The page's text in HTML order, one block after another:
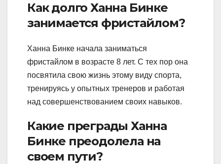
Как долго Ханна Бинке
занимается фристайлом?
Ханна Бинке начала заниматься
фристайлом в возрасте 8 лет. С тех пор она
посвятила свою жизнь этому виду спорта,
тренируясь у опытных тренеров и работая
над совершенствованием своих навыков.
Какие преграды Ханна
Бинке преодолела на
своем пути?